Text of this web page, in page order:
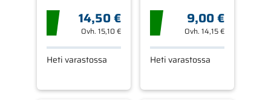
14,50 €
Ovh. 15,10 €
Heti varastossa
9,00 €
Ovh.14,15 €
Heti varastossa